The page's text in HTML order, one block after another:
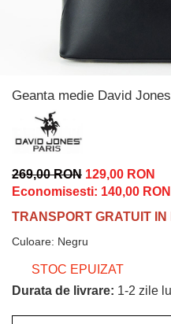
Incaltamine primavara-vara piele
Imbracaminte
Camasi si topuri
Fuste
Pulovere si cardigane
Rochii
Salopete
Incaltaminte toamna-iarna
Geanta medie David
269,00 RON 129,00 RON
Economisesti: 140,00 RON
TRANSPORT GRATUIT IN
Culoare: Negru
STOC EPUIZAT
Durata de livrare: 1-2 zile